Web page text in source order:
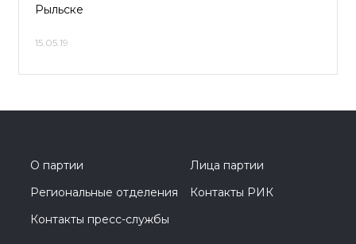
Рыльске
15.05.19
О партии
Лица партии
Региональные отделения
Контакты РИК
Контакты пресс-службы